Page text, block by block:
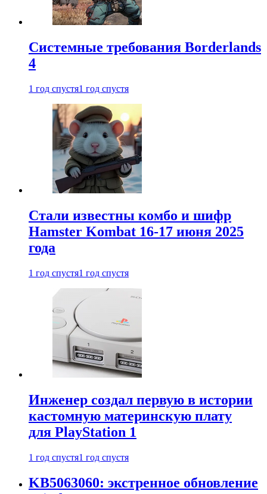
Системные требования Borderlands
4
1 год спустя1 год спустя
Стали известны комбо и шифр
Hamster Kombat 16-17 июня 2025
года
1 год спустя1 год спустя
Инженер создал первую в истории
кастомную материнскую плату
для PlayStation 1
1 год спустя1 год спустя
KB5063060: экстренное обновление